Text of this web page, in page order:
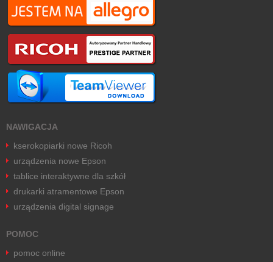
NAWIGACJA
kserokopiarki nowe Ricoh
urządzenia nowe Epson
tablice interaktywne dla szkół
drukarki atramentowe Epson
urządzenia digital signage
POMOC
pomoc online